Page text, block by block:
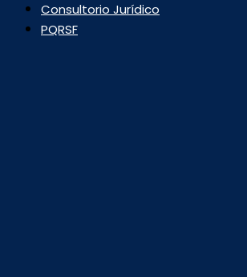
Consultorio Jurídico
PQRSF